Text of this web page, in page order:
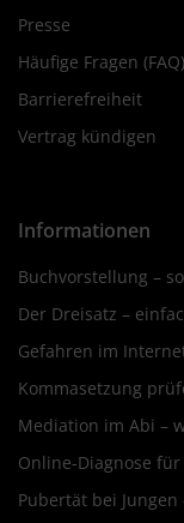
Presse
Häufige Fragen (FAQ)
Barrierefreiheit
Vertrag kündigen
Informationen
Buchvorstellung –
Der Dreisatz –
Gefahren im
Kommasetzung
Mediation im Abi –
Online-Diagnose
Pubertät bei